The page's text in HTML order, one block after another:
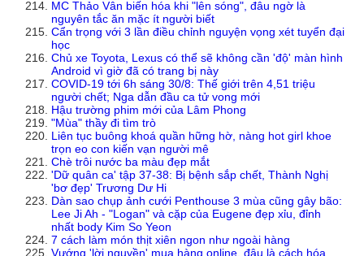
MC Thảo Vân biến hóa khi "lên sóng", đâu ngờ là
nguyên tắc ăn mặc ít người biết
Cẩn trọng với 3 lần điều chỉnh nguyện vọng xét tuyển đại
học
Chủ xe Toyota, Lexus có thể sẽ không cần 'độ' màn hình
Android vì giờ đã có trang bị này
COVID-19 tới 6h sáng 30/8: Thế giới trên 4,51 triệu
người chết; Nga dẫn đầu ca tử vong mới
Hậu trường phim mới của Lâm Phong
"Mùa" thầy đi tìm trò
Liên tục buông khoá quần hững hờ, nàng hot girl khoe
trọn eo con kiến vạn người mê
Chè trôi nước ba màu đẹp mắt
'Dữ quân ca' tập 37-38: Bị bệnh sắp chết, Thành Nghị
'bơ đẹp' Trương Dư Hi
Dàn sao chụp ảnh cưới Penthouse 3 mùa cũng gây bão:
Lee Ji Ah - "Logan" và cặp của Eugene đẹp xỉu, đỉnh
nhất body Kim So Yeon
7 cách làm món thịt xiên ngon như ngoài hàng
Vướng 'lời nguyền' mua hàng online, đâu là cách hóa